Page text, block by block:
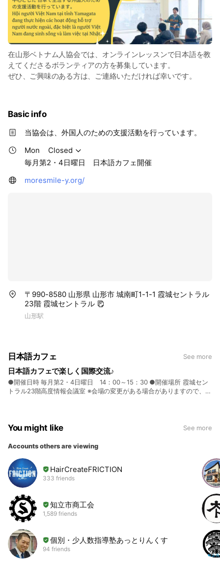
在山形ベトナム人協会では、オンラインレッスンで日本語を教
えてくださるボランティアの方を募集しています。
ぜひ、ご興味のある方は、ご連絡いただければ幸いです。
Basic info
当協会は、外国人のための支援活動を行っています。
Mon
Closed
毎月第2・4日曜日 日本語カフェ開催
moresmile-y.org/
〒990-8580 山形県 山形市 城南町1-1-1 霞城セントラル
23階 霞城セントラル
山形駅
日本語カフェ See more
日本語カフェで楽しく国際交流♪
●開催日時 毎月第2・4日曜日 14：00～15：30 ●開催場所 霞城セン
トラル23階高度情報会議室 ※会場の変更がある場合がありますので、随
You might like See more
Accounts others are viewing
HairCreateFRICTION
333 friends
知立市商工会
1,589 friends
個別・少人数指導塾あっとりんくす
94 friends